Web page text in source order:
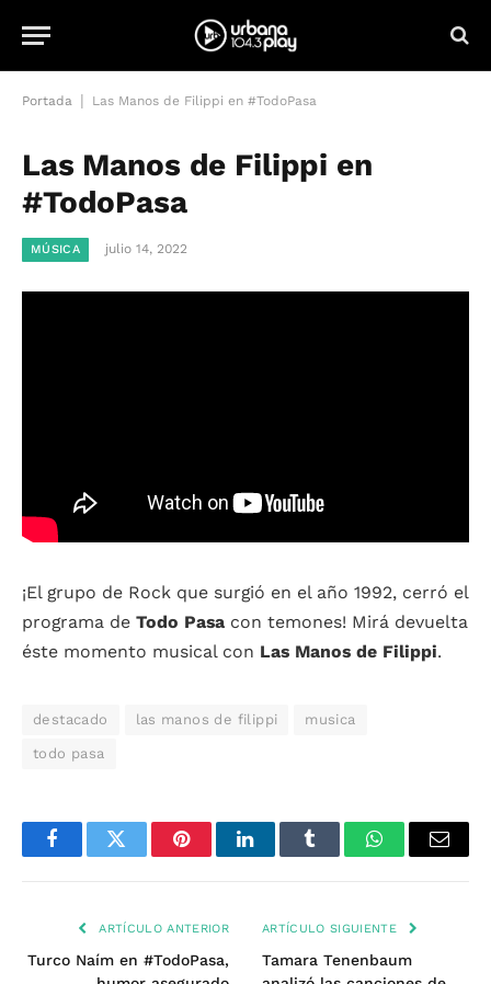
Portada Las Manos de Filippi en #TodoPasa
Las Manos de Filippi en
#TodoPasa
MÚSICA julio 14, 2022
¡El grupo de Rock que surgió en el año 1992, cerró el
programa de Todo Pasa con temones! Mirá devuelta
éste momento musical con Las Manos de Filippi.
destacado las manos de filippi musica
todo pasa
FacebookTwitter PinterestLinkedInTumblr WhatsAppEmail
ARTÍCULO ANTERIOR
Turco Naím en #TodoPasa,
ARTÍCULO SIGUIENTE
Tamara Tenenbaum